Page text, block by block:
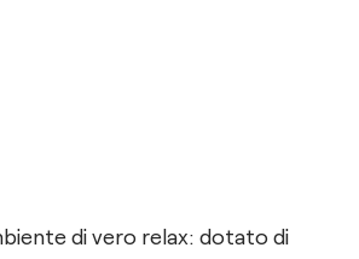
di vero relax: dotato di